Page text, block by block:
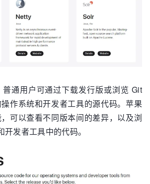
通用户可通过下载发行版或浏览 Git
作系统和开发者工具的源代码。苹果
可以查看不同版本间的差异，以及浏
发者工具中的代码。